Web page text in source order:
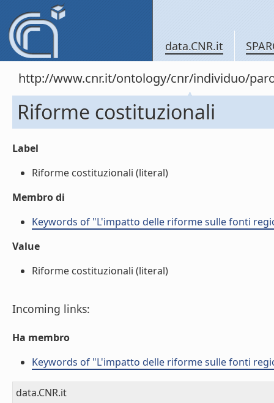
data.CNR.it
http://www.cnr.it/ontology/cnr/individuo/
Riforme costituzionali
Label
Riforme costituzionali (literal)
Membro di
Keywords of "L'impatto delle riforme sulle fonti
Value
Riforme costituzionali (literal)
Incoming links:
Ha membro
Keywords of "L'impatto delle riforme sulle fonti
data.CNR.it